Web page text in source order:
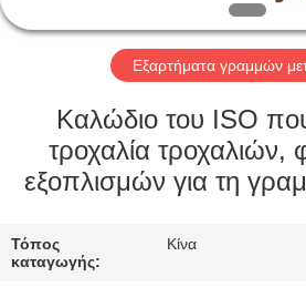
ΕΠΙΣΚΈΨΕΙΣ
ΣΤΟ
ΕΡΓΟΣΤΆΣΙΟ
ΠΟΙΌΤΗΤΑΣ
Εξαρτήματα γραμμών
Καλώδιο του ISO
τροχαλία τροχαλιών,
εξοπλισμών για τη
Τόπος
καταγωγής:
Κίνα